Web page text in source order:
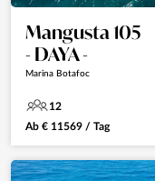
Mangusta 105
- DAYA -
Marina Botafoc
12
Ab € 11569 / Tag